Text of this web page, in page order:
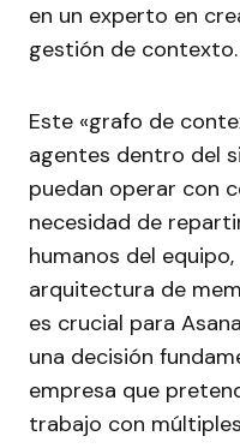
en un experto en
gestión de contexto.
Este «grafo de
agentes dentro del
puedan operar con
necesidad de
humanos del equipo,
arquitectura de
es crucial para
una decisión
empresa que
trabajo con